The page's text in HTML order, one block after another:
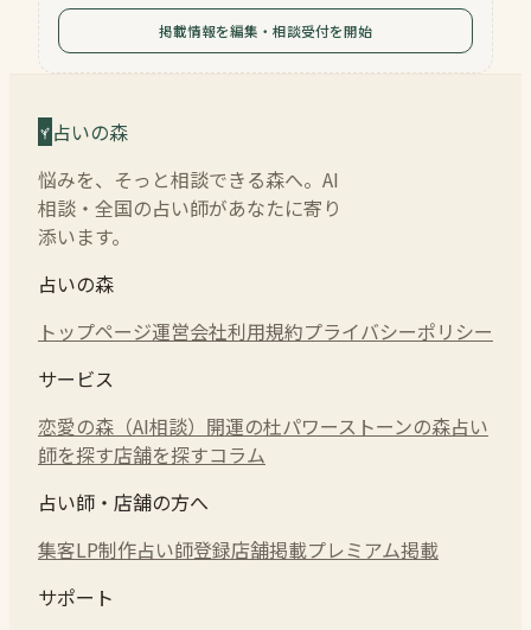
掲載情報を編集・相談受付を開始
占いの森
悩みを、そっと相談できる森へ。AI
相談・全国の占い師があなたに寄り
添います。
占いの森
トップページ運営会社利用規約プライバシーポリシー
サービス
恋愛の森（AI相談） 開運の杜パワーストーンの森占い
師を探す店舗を探すコラム
占い師・店舗の方へ
集客LP制作占い師登録店舗掲載プレミアム掲載
サポート